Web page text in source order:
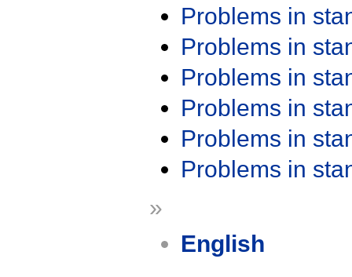
Problems in
Problems in
Problems in
Problems in
Problems in
Problems in
»
English